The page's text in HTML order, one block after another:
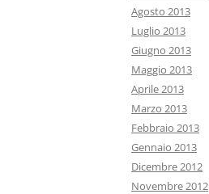
Agosto 2013
Luglio 2013
Giugno 2013
Maggio 2013
Aprile 2013
Marzo 2013
Febbraio 2013
Gennaio 2013
Dicembre 2012
Novembre 2012